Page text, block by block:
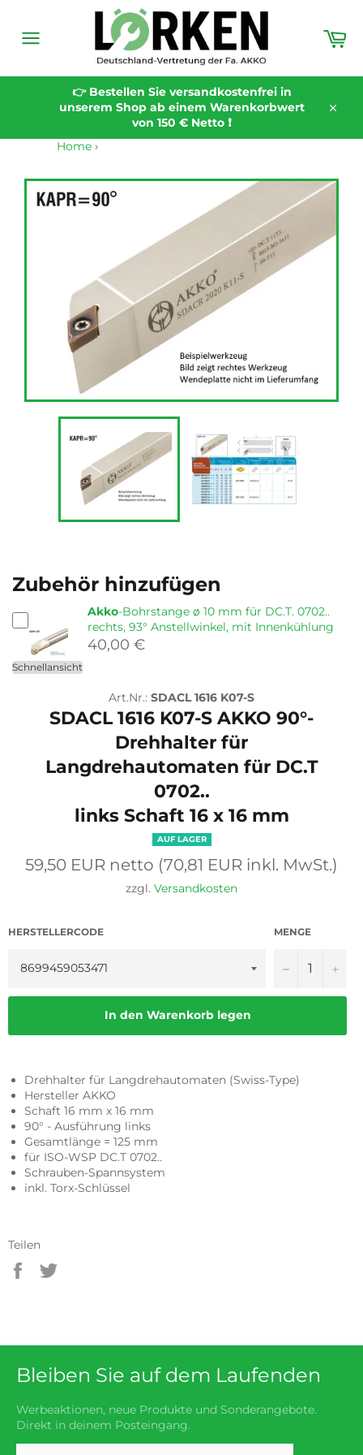
Inhalt
Seitennavigation
👉 Bestellen Sie versandkostenfrei in
unserem Shop ab einem Warenkorbwert
von 150 € Netto ❗️
Home ›
Zubehör hinzufügen
Schnellansicht
Akko-Bohrstange ø 10 mm für DC.T. 0702..
rechts, 93° Anstellwinkel, mit Innenkühlung
40,00 €
Art.Nr.: SDACL 1616 K07-S
SDACL 1616 K07-S AKKO 90°-
Drehhalter für
Langdrehautomaten für DC.T
0702..
links Schaft 16 x 16 mm
AUF LAGER
Normaler
Preis
59,50 EUR netto (70,81 EUR inkl. MwSt.)
zzgl. Versandkosten
HERSTELLERCODE MENGE
− +
In den Warenkorb legen
Drehhalter für Langdrehautomaten (Swiss-Type)
Hersteller AKKO
Schaft 16 mm x 16 mm
90° - Ausführung links
Gesamtlänge = 125 mm
für ISO-WSP DC.T 0702..
Schrauben-Spannsystem
inkl. Torx-Schlüssel
Teilen
Auf
Facebook
Bleiben Sie auf dem Laufenden
Werbeaktionen, neue Produkte und Sonderangebote.
Direkt in deinem Posteingang.